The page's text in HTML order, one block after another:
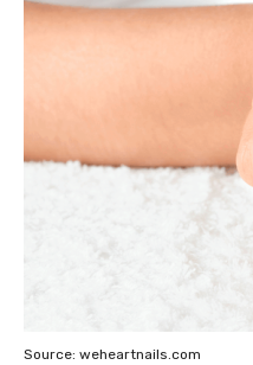
Source: weheartnails.com